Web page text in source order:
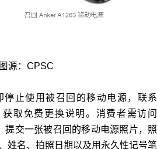
图源：CPSC
停止使用被召回的移动电源，联系
获取免费更换说明。消费者需访问
提交一张被召回的移动电源照片，照
姓名、拍照日期以及用永久性记号笔